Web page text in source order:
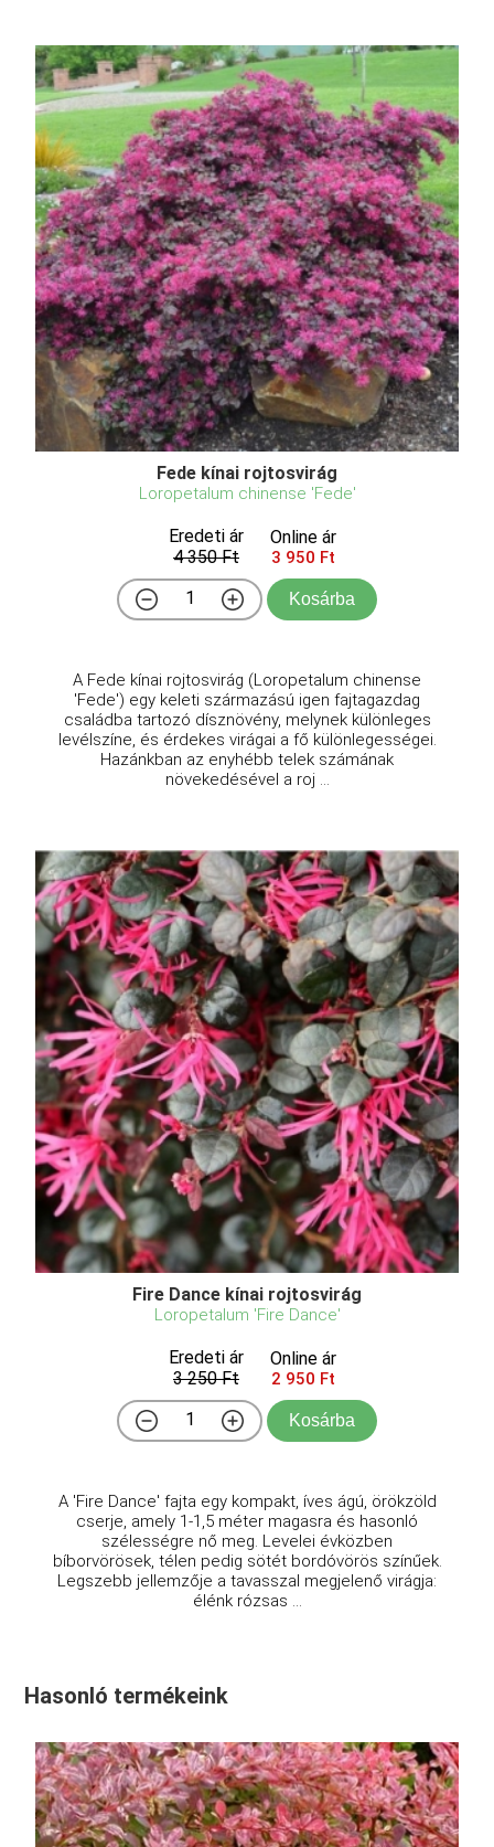
Fede kínai rojtosvirág
Loropetalum chinense 'Fede'
Eredeti ár
4 350 Ft
Online ár
3 950 Ft
Kosárba
A Fede kínai rojtosvirág (Loropetalum chinense
'Fede') egy keleti származású igen fajtagazdag
családba tartozó dísznövény, melynek különleges
levélszíne, és érdekes virágai a fő különlegességei.
Hazánkban az enyhébb telek számának
növekedésével a roj ...
Fire Dance kínai rojtosvirág
Loropetalum 'Fire Dance'
Eredeti ár
3 250 Ft
Online ár
2 950 Ft
Kosárba
A 'Fire Dance' fajta egy kompakt, íves ágú, örökzöld
cserje, amely 1-1,5 méter magasra és hasonló
szélességre nő meg. Levelei évközben
bíborvörösek, télen pedig sötét bordóvörös színűek.
Legszebb jellemzője a tavasszal megjelenő virágja:
élénk rózsas ...
Hasonló termékeink